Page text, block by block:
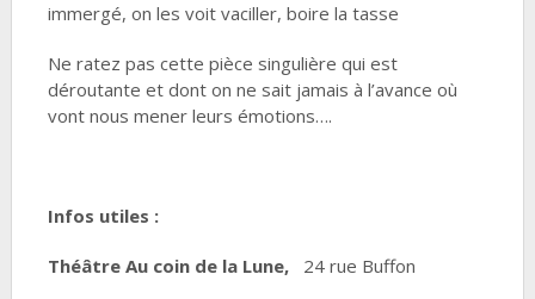
immergé, on les voit vaciller, boire la tasse
Ne ratez pas cette pièce singulière qui est
déroutante et dont on ne sait jamais à l’avance où
vont nous mener leurs émotions….
Infos utiles :
Théâtre Au coin de la Lune, 24 rue Buffon